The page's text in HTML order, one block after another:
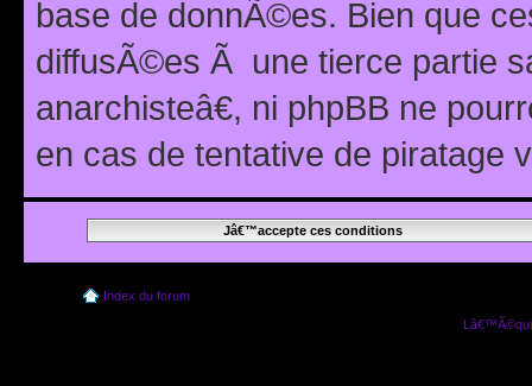
base de donnÃ©es. Bien que
diffusÃ©es Ã une tierce partie
anarchisteâ€, ni phpBB ne
en cas de tentative de piratage
Index du forum